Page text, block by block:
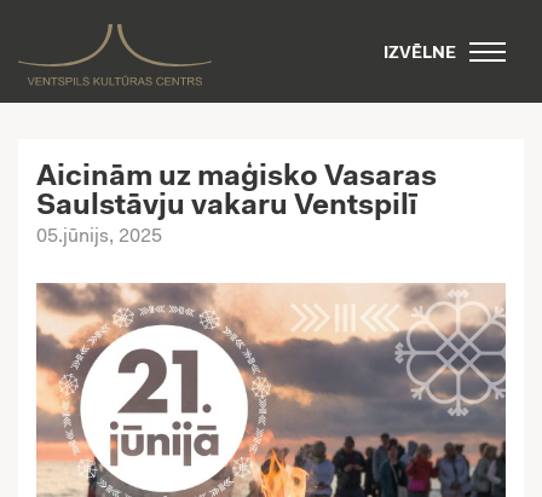
IZVĒLNE
Aicinām uz maģisko Vasaras
Saulstāvju vakaru Ventspilī
05.jūnijs, 2025